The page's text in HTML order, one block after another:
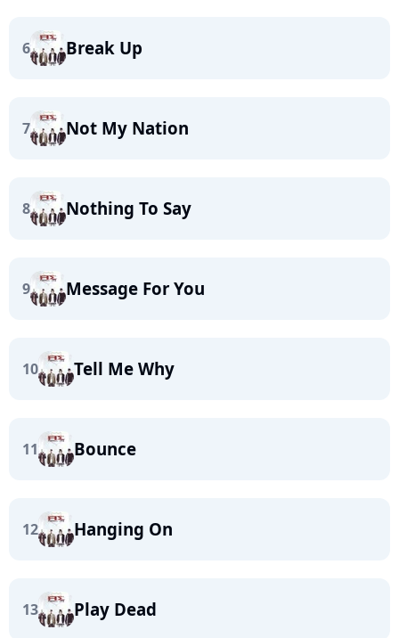
6 Break Up
7 Not My Nation
8 Nothing To Say
9 Message For You
10 Tell Me Why
11 Bounce
12 Hanging On
13 Play Dead